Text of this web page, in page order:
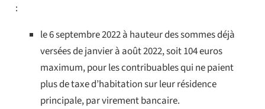
:
le 6 septembre 2022 à hauteur des sommes déjà
versées de janvier à août 2022, soit 104 euros
maximum, pour les contribuables qui ne paient
plus de taxe d’habitation sur leur résidence
principale, par virement bancaire.